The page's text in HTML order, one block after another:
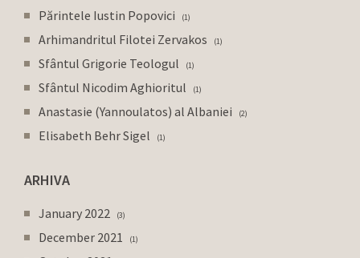
Părintele Iustin Popovici 1
Arhimandritul Filotei Zervakos 1
Sfântul Grigorie Teologul 1
Sfântul Nicodim Aghioritul 1
Anastasie (Yannoulatos) al Albaniei 2
Elisabeth Behr Sigel 1
ARHIVA
January 2022 3
December 2021 1